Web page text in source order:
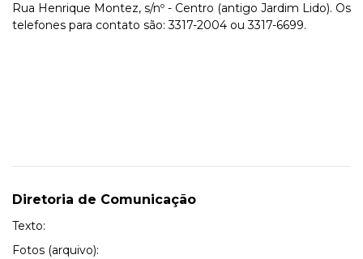
Rua Henrique Montez, s/nº - Centro (antigo Jardim Lido). Os
telefones para contato são: 3317-2004 ou 3317-6699.
Diretoria de Comunicação
Texto:
Fotos (arquivo):